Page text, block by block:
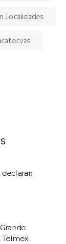
Localidades
Telmex